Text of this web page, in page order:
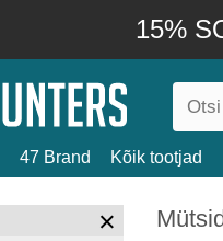
15%
47 Brand Kõik tootjad